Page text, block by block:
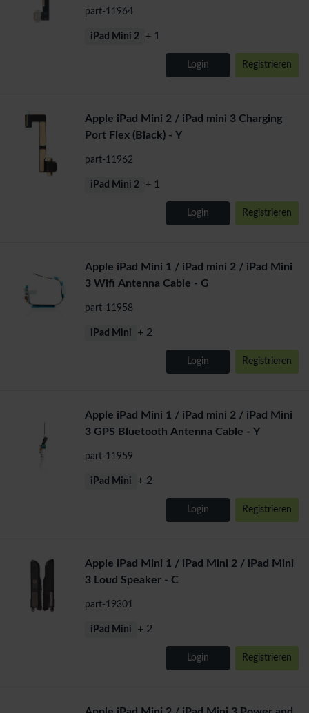
part-11964
iPad Mini 2 + 1
Login Registrieren
Apple iPad Mini 2 / iPad mini 3 Charging
Port Flex (Black) - Y
part-11962
iPad Mini 2 + 1
Login Registrieren
Apple iPad Mini 1 / iPad mini 2 / iPad Mini
3 Wifi Antenna Cable - G
part-11958
iPad Mini + 2
Login Registrieren
Apple iPad Mini 1 / iPad mini 2 / iPad Mini
3 GPS Bluetooth Antenna Cable - Y
part-11959
iPad Mini + 2
Login Registrieren
Apple iPad Mini 1 / iPad Mini 2 / iPad Mini
3 Loud Speaker - C
part-19301
iPad Mini + 2
Login Registrieren